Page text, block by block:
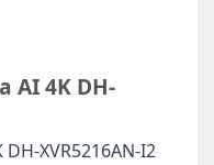
AI 4K DH-
XVR5216AN-I2